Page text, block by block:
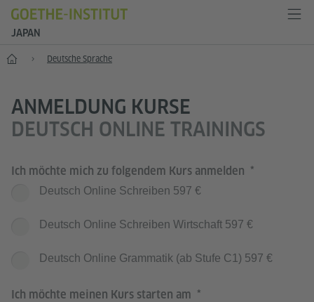
JAPAN
Start Deutsche Sprache
ANMELDUNG KURSE
DEUTSCH ONLINE TRAININGS
Ich möchte mich zu folgendem Kurs anmelden
Deutsch Online Schreiben 597 €
Deutsch Online Schreiben Wirtschaft 597 €
Deutsch Online Grammatik (ab Stufe C1) 597 €
Ich möchte meinen Kurs starten am